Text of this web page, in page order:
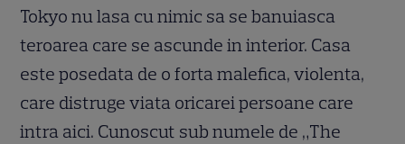
Tokyo nu lasa cu nimic sa se banuiasca
teroarea care se ascunde in interior. Casa
este posedata de o forta malefica, violenta,
care distruge viata oricarei persoane care
intra aici. Cunoscut sub numele de „The